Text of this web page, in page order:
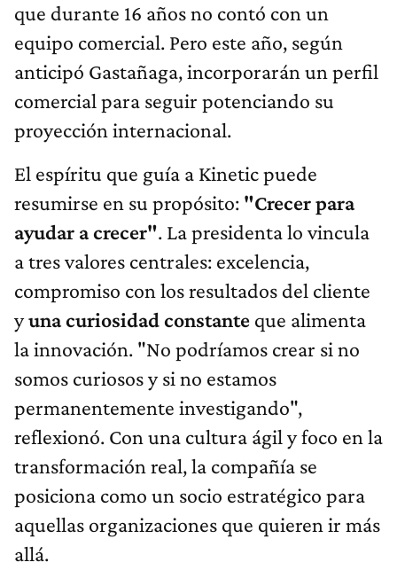
que durante 16 años no contó con un
equipo comercial. Pero este año, según
anticipó Gastañaga, incorporarán un perfil
comercial para seguir potenciando su
proyección internacional.
El espíritu que guía a Kinetic puede
resumirse en su propósito: "Crecer para
ayudar a crecer". La presidenta lo vincula
a tres valores centrales: excelencia,
compromiso con los resultados del cliente
yuna curiosidad constante que alimenta
la innovación. "No podríamos crear si no
somos curiosos y si no estamos
permanentemente investigando",
reflexionó. Con una cultura ágil y foco en la
transformación real, la compañía se
posiciona como un socio estratégico para
aquellas organizaciones que quieren ir más
allá.